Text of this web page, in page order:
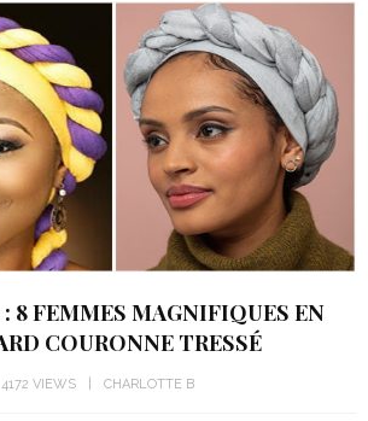
8 FEMMES MAGNIFIQUES EN
COURONNE TRESSÉ
4172 VIEWS CHARLOTTE B